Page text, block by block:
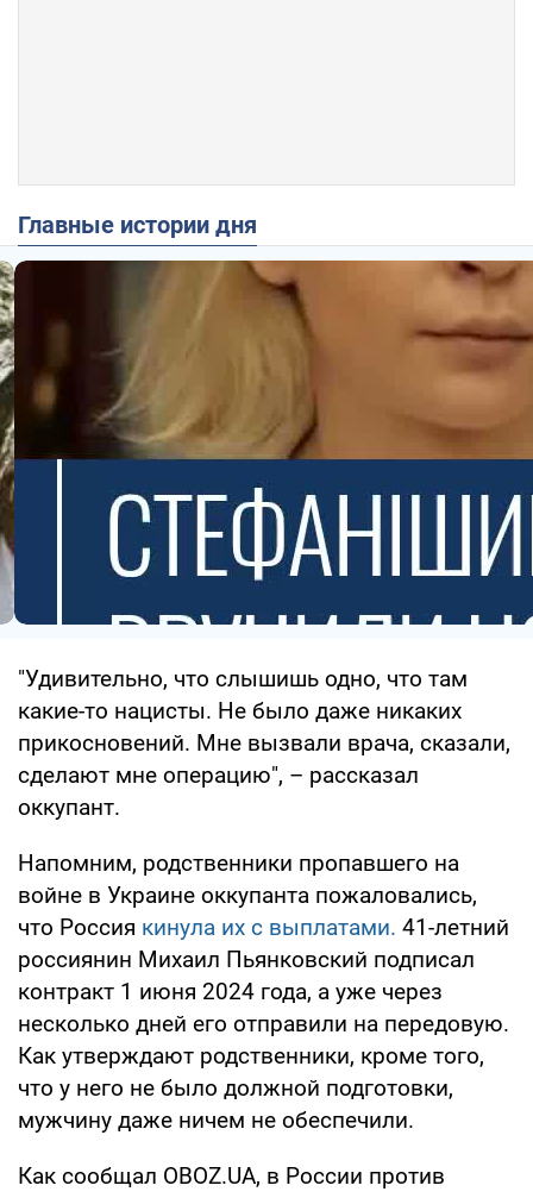
Главные истории дня
"Удивительно, что слышишь одно, что там
какие-то нацисты. Не было даже никаких
прикосновений. Мне вызвали врача, сказали,
сделают мне операцию", – рассказал
оккупант.
Напомним, родственники пропавшего на
войне в Украине оккупанта пожаловались,
что Россия кинула их с выплатами. 41-летний
россиянин Михаил Пьянковский подписал
контракт 1 июня 2024 года, а уже через
несколько дней его отправили на передовую.
Как утверждают родственники, кроме того,
что у него не было должной подготовки,
мужчину даже ничем не обеспечили.
Как сообщал OBOZ.UA, в России против